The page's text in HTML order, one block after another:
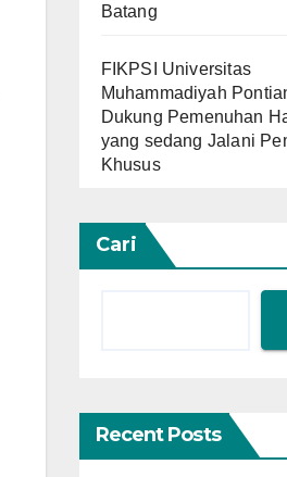
Batang
FIKPSI Universitas
Muhammadiyah
Dukung Pemenuhan
yang sedang Jalani
Khusus
Cari
Recent Posts